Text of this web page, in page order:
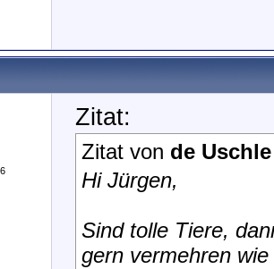
Zitat:
Zitat von de Uschle
Hi Jürgen,
Sind tolle Tiere,
gern vermehren